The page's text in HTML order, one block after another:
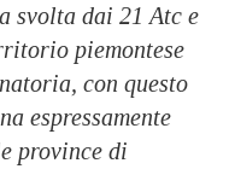
svolta dai 21 Atc e
piemontese
con questo
espressamente
province di